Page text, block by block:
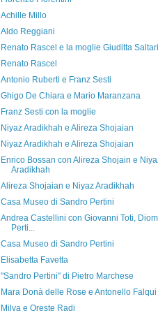
Achille Millo
Aldo Reggiani
Renato Rascel e la moglie Giuditta
Renato Rascel
Antonio Ruberti e Franz Sesti
Ghigo De Chiara e Mario Maranzana
Franz Sesti con la moglie
Niyaz Aradikhah e Alireza Shojaian
Niyaz Aradikhah e Alireza Shojaian
Enrico Bossan con Alireza Shojain e
Aradikhah
Alireza Shojaian e Niyaz Aradikhah
Casa Museo di Sandro Pertini
Andrea Castellini con Giovanni Toti,
Perti...
Casa Museo di Sandro Pertini
Elisabetta Favetta
"Sandro Pertini" di Pietro Marchese
Mara Donà delle Rose e Antonello Falqui
Milva e Oreste Radi